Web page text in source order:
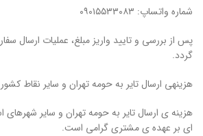
شماره واتساپ: ۰۹۰۱۵۵۳۳۰۸۳
پس از بررسی و تایید واریز مبلغ، عملیات ارسال
گردد.
هزینه­ی ارسال تایر به حومه تهران و سایر نقاط
ای بر عهده ی مشتری گرامی است.